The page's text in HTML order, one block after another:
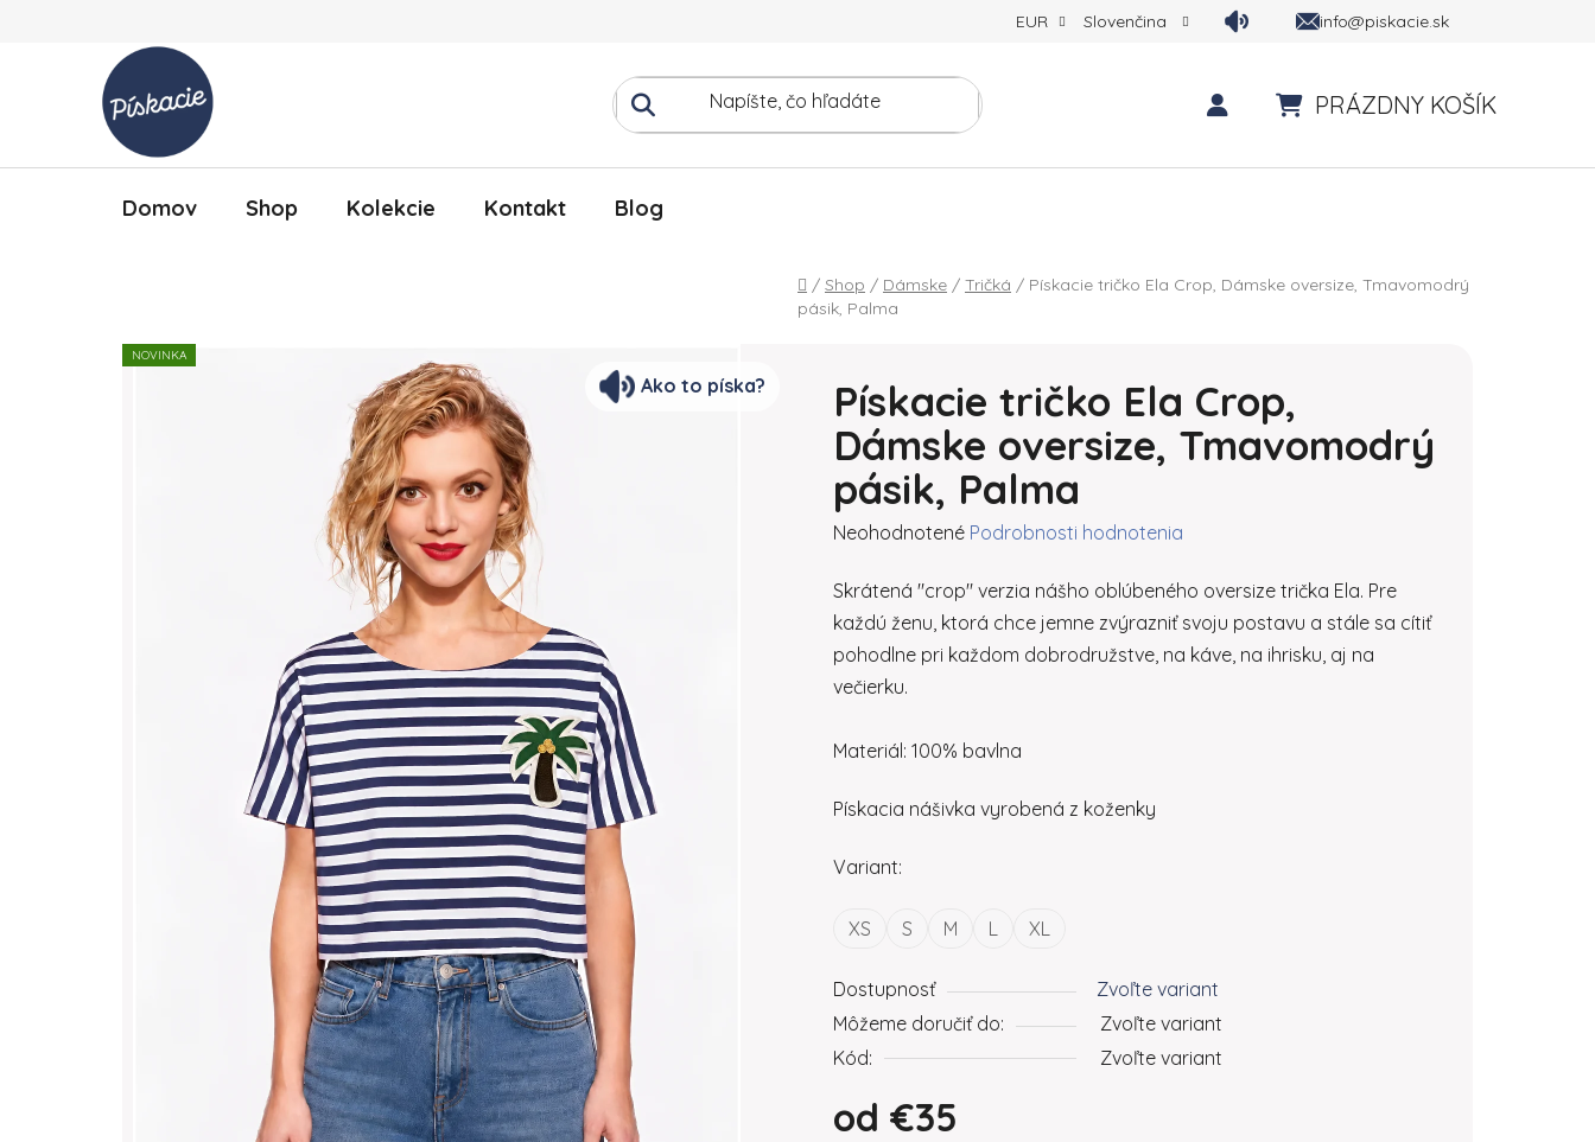
EUR Slovenčina info@piskacie.sk
PRÁZDNY KOŠÍK
Domov Shop Kolekcie Kontakt Blog
Domov
/ Shop / Dámske / Tričká / Pískacie tričko Ela Crop, Dámske oversize, Tmavomodrý
pásik, Palma
Pískacie tričko Ela Crop,
Dámske oversize, Tmavomodrý
pásik, Palma
Priemerné hodnotenie produktu je 0,0 z 5 hviezdičiek.
Neohodnotené Podrobnosti hodnotenia
Skrátená "crop" verzia nášho oblúbeného oversize trička Ela. Pre
každú ženu, ktorá chce jemne zvýrazniť svoju postavu a stále sa cítiť
pohodlne pri každom dobrodružstve, na káve, na ihrisku, aj na
večierku.
Materiál: 100% bavlna
Pískacia nášivka vyrobená z koženky
Variant:
XS S M L XL
Dostupnosť
Zvoľte variant
Môžeme doručiť do:
Zvoľte variant
Kód:
Zvoľte variant
od €35
NOVINKA
Ako to píska?